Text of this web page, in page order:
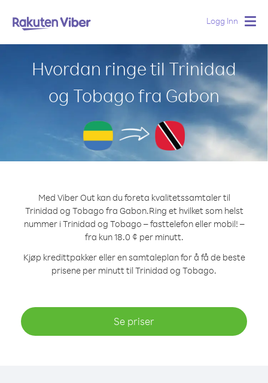
Logg Inn
Hvordan ringe til Trinidad
og Tobago fra Gabon
Med Viber Out kan du foreta kvalitetssamtaler til
Trinidad og Tobago fra Gabon.Ring et hvilket som helst
nummer i Trinidad og Tobago – fasttelefon eller mobil! –
fra kun 18.0 ¢ per minutt.
Kjøp kredittpakker eller en samtaleplan for å få de beste
prisene per minutt til Trinidad og Tobago.
Se priser